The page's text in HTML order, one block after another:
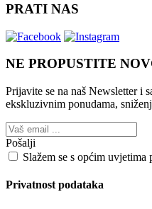
PRATI NAS
NE PROPUSTITE
Prijavite se na naš Newsletter i
ekskluzivnim ponudama,
Pošalji
Slažem se s općim uvjetima
Privatnost podataka